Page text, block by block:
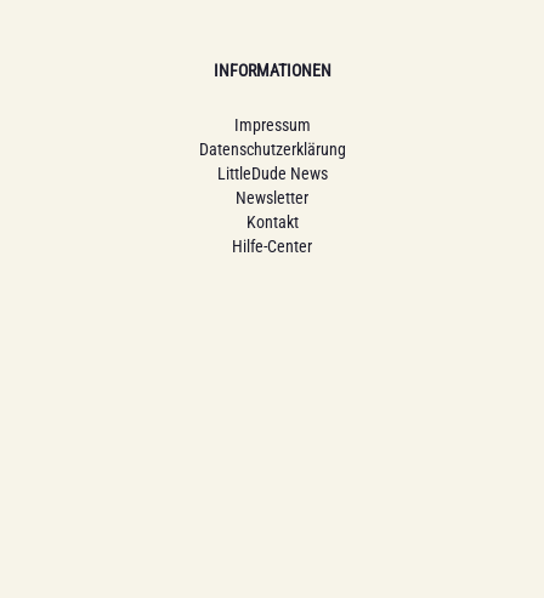
INFORMATIONEN
Impressum
Datenschutzerklärung
LittleDude News
Newsletter
Kontakt
Hilfe-Center